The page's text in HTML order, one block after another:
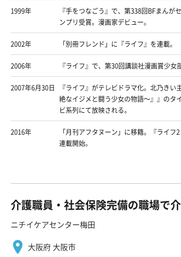
1999年
『手をつなごう』で、第338回BFまんが
ンプリ受賞。漫画家デビュー。
2002年 「別冊フレンド」に『ライフ』を連載。
2006年 『ライフ』で、第30回講談社漫画賞少女
2007年6月30日
『ライフ』がテレビドラマ化。北乃きい
絶なイジメと闘う少女の物語〜』』のタ
ビ系列にて放映される。
2016年
「月刊アフタヌーン」に移籍。『ライフ
連載開始。
介護職員・社会保険完備の職場で
ニチイケアセンター梅田
大阪府 大阪市